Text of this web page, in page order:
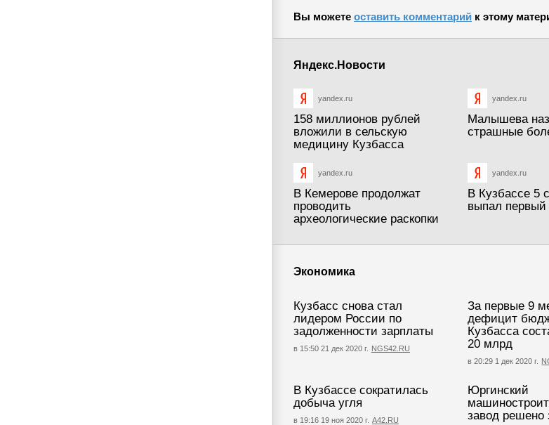
Вы можете оставить комментарий к этому
Яндекс.Новости
yandex.ru
158 миллионов рублей
вложили в сельскую
медицину Кузбасса
yandex.ru
Малышева
страшные
yandex.ru
В Кемерове продолжат
проводить
археологические раскопки
yandex.ru
В Кузбассе 5
выпал первый
Экономика
Кузбасс снова стал
лидером России по
задолженности зарплаты
в 15:50 21 дек 2020 г. NGS42.RU
За первые 9
дефицит
Кузбасса
20 млрд
в 20:29 1 дек 2020 г.
В Кузбассе сократилась
добыча угля
в 19:16 19 ноя 2020 г. А42.RU
Юргинский
завод решено